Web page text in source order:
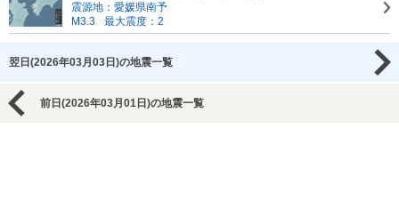
震源地：愛媛県南予
M3.3
最大震度：2
翌日(2026年03月03日)の地震一覧
前日(2026年03月01日)の地震一覧